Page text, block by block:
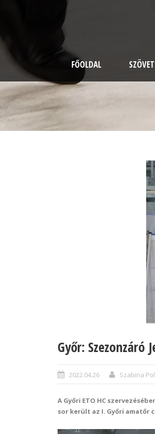
FŐOLDAL
Győr: Szezonzáró
2022.04.26 Szabina
A Győri ETO HC
sor került az I. Győri amatőr